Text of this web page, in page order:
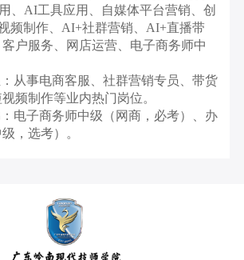
、AI工具应用、自媒体平台营销、创
频制作、AI+社群营销、AI+直播带
户服务、网店运营、电子商务师中
从事电商客服、社群营销专员、带货
频制作等业内热门岗位。
电子商务师中级（网商，必考）、办
，选考）。